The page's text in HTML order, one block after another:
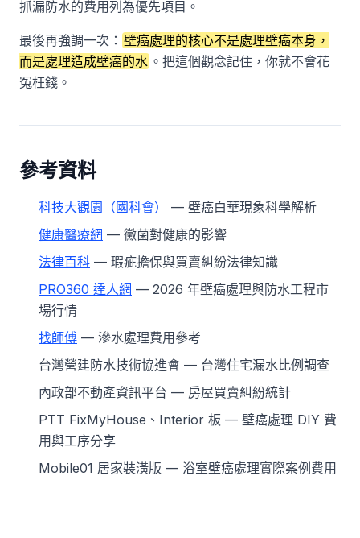
抓漏防水的費用列為優先項目。
最後再強調一次： 壁癌處理的核心不是處理壁癌本身，
而是處理造成壁癌的水 。把這個觀念記住，你就不會花
冤枉錢。
參考資料
科技大觀園（國科會）
— 壁癌白華現象科學解析
健康醫療網 — 黴菌對健康的影響
法律百科 — 瑕疵擔保與買賣糾紛法律知識
PRO360 達人網 — 2026 年壁癌處理與防水工程市
場行情
找師傅 — 滲水處理費用參考
台灣營建防水技術協進會 — 台灣住宅漏水比例調查
內政部不動產資訊平台 — 房屋買賣糾紛統計
PTT FixMyHouse、Interior 板 — 壁癌處理 DIY 費
用與工序分享
Mobile01 居家裝潢版 — 浴室壁癌處理實際案例費用